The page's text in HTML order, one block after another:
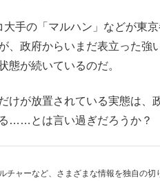
手の「マルハン」などが東
、政府からいまだ表立った強
態が続いているのだ。
が放置されている実態は、
……とは言い過ぎだろうか？
チャーなど、さまざまな情報を独自の切